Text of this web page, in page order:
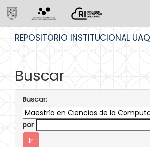
REPOSITORIO INSTITUCIONAL UAQ
Buscar
Buscar:
por